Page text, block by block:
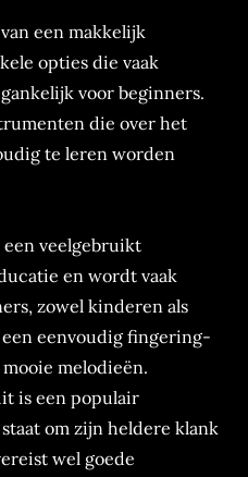
een makkelijk
opties die vaak
voor beginners.
die over het
te leren worden
veelgebruikt
en wordt vaak
zowel kinderen als
eenvoudig fingering-
melodieën.
is een populair
om zijn heldere klank
wel goede